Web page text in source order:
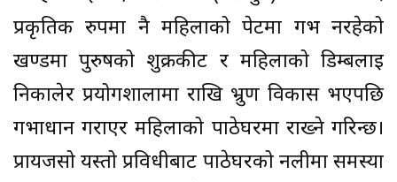
प्रकृतिक रुपमा नै महिलाको पेटमा गर्भ नरहेको
खण्डमा पुरुषको शुक्रकीट र महिलाको डिम्बलाई
निकालेर प्रयोगशालामा राखि भ्रुण विकास भएपछि
गर्भाधान गराएर महिलाको पाठेघरमा राख्ने गरिन्छ।
प्रायजसो यस्तो प्रविधीबाट पाठेघरको नलीमा समस्या